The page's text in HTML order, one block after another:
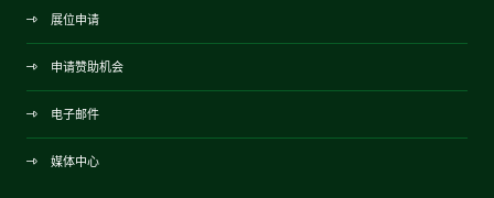
展位申请
申请赞助机会
电子邮件
媒体中心